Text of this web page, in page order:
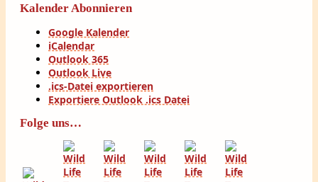
Kalender Abonnieren
Google Kalender
iCalendar
Outlook 365
Outlook Live
.ics-Datei exportieren
Exportiere Outlook .ics Datei
Folge uns…